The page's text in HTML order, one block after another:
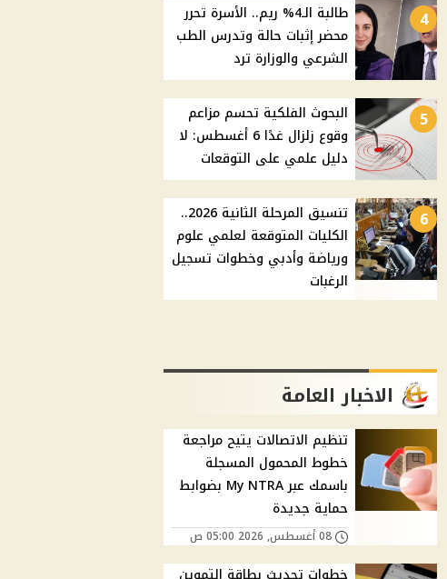
4
طالبة الـ4% ريم.. الأسرة تحرر
محضر إثبات حالة وتدرس الطب
الشرعي والوزارة ترد
5
البحوث الفلكية تحسم مزاعم
وقوع زلزال غدًا 6 أغسطس: لا
دليل علمي على التوقعات
6
تنسيق المرحلة الثانية 2026..
الكليات المتوقعة لعلمي علوم
ورياضة وأدبي وخطوات تسجيل
الرغبات
الاخبار العامة
تنظيم الاتصالات يتيح مراجعة
خطوط المحمول المسجلة
باسمك عبر My NTRA بضوابط
حماية جديدة
08 أغسطس, 2026 05:00 ص